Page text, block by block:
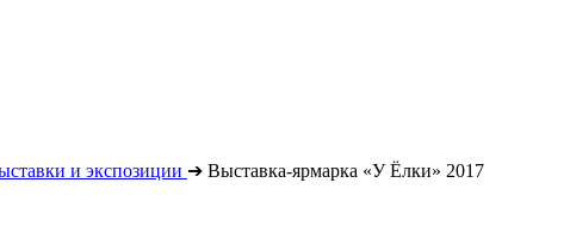
и экспозиции ➔ Выставка-ярмарка «У Ёлки» 2017